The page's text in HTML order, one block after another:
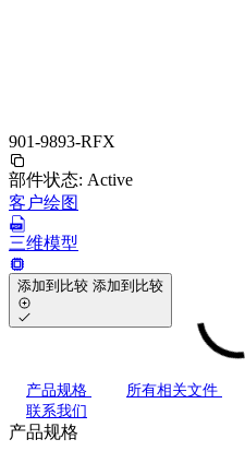
901-9893-RFX
部件状态: Active
客户绘图
三维模型
添加到比较 添加到比较
产品规格 所有相关文件
联系我们
产品规格